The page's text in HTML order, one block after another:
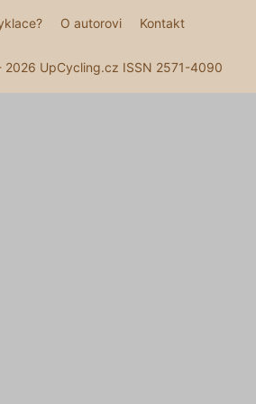
O autorovi Kontakt
UpCycling.cz ISSN 2571-4090